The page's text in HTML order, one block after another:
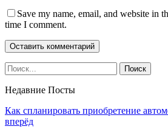
Save my name, email, and website in
time I comment.
Недавние Посты
Как спланировать приобретение
вперёд